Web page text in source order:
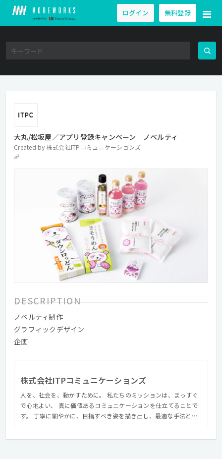
ログイン 無料登録
大丸/松坂屋／アプリ登録キャンペーン ノベルティ
Created by 株式会社ITPコミュニケーションズ
DESCRIPTION
ノベルティ制作
グラフィックデザイン
企画
株式会社ITPコミュニケーションズ
人を、社会を、動かすために。 私たちのミッションは、まっすぐ
で心地よい、 真に価値あるコミュニケーションを仕立てることで
す。 丁寧に細やかに、目指すべき姿を描き出し、最適な手法と手